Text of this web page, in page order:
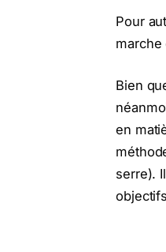
Pour
Bien
en
serre).